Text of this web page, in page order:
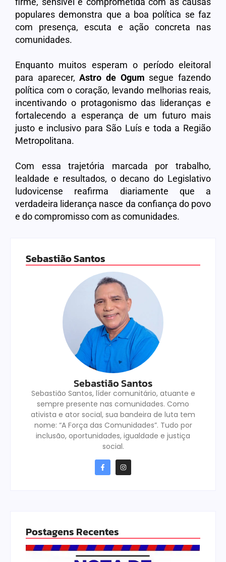
populares demonstra que a boa política se faz
com presença, escuta e ação concreta nas
comunidades.
Enquanto muitos esperam o período eleitoral
para aparecer,Astro de Ogum segue fazendo
política com o coração, levando melhorias reais,
incentivando o protagonismo das lideranças e
fortalecendo a esperança de um futuro mais
justo e inclusivo para São Luís e toda a Região
Metropolitana.
Com essa trajetória marcada por trabalho,
lealdade e resultados, o decano do Legislativo
ludovicense reafirma diariamente que a
verdadeira liderança nasce da confiança do povo
e do compromisso com as comunidades.
Sebastião Santos
Sebastião Santos
Sebastião Santos, líder comunitário, atuante e
sempre presente nas comunidades. Como
ativista e ator social, sua bandeira de luta tem
nome: “A Força das Comunidades”. Tudo por
inclusão, oportunidades, igualdade e justiça
social.
Postagens Recentes